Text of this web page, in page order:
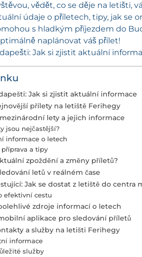
vědět, co se děje na letišti,
údaje o příletech, tipy, jak se
s hladkým příjezdem do
naplánovat váš přílet!
Jak si zjistit aktuální informace
přílety na letiště Ferihegy
lety a jejich informace
jsou nejčastější?
informace o letech
a tipy
zpoždění a změny příletů?
letů v reálném čase
Jak se dostat z letiště do centra
efektivní cestu
zdroje informací o letech
aplikace pro sledování příletů
a služby na letišti Ferihegy
informace
služby